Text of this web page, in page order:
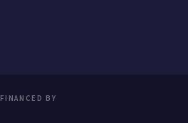
FINANCED BY